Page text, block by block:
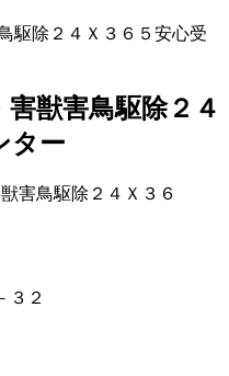
駆除２４Ｘ３６５安心受
害獣害鳥駆除２４
ター
３２